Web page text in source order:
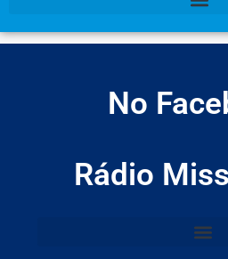
No
Rádio